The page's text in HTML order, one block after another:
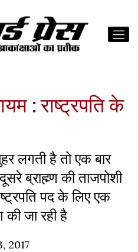
: राष्ट्रपति के
लगती है तो एक बार
ब्राह्म्ण की ताजपोशी
पद के लिए एक
जा रही है
2017